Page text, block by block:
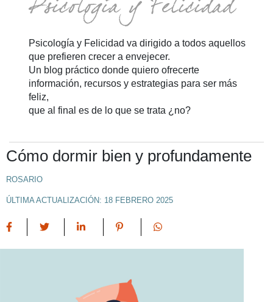
Psicología y Felicidad va dirigido a todos aquellos
que prefieren crecer a envejecer.
Un blog práctico donde quiero ofrecerte
información, recursos y estrategias para ser más
feliz,
que al final es de lo que se trata ¿no?
Cómo dormir bien y profundamente
ROSARIO
ÚLTIMA ACTUALIZACIÓN: 18 FEBRERO 2025